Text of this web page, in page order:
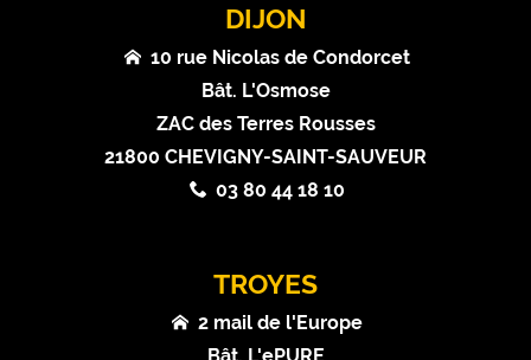
DIJON
10 rue Nicolas de Condorcet
Bât. L'Osmose
ZAC des Terres Rousses
21800 CHEVIGNY-SAINT-SAUVEUR
03 80 44 18 10
TROYES
2 mail de l'Europe
Bât. L'ePURE